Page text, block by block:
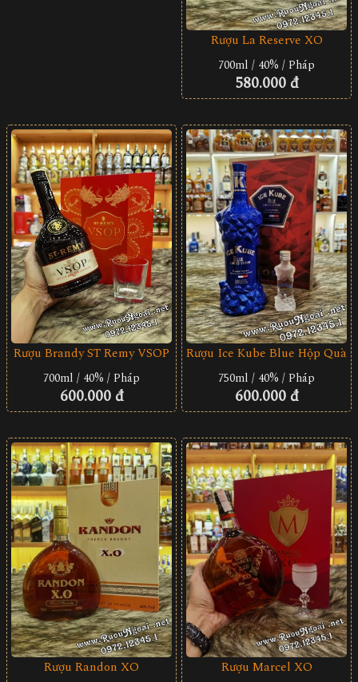
Rượu La Reserve XO
700ml / 40% / Pháp
580.000 đ
Rượu Brandy ST Remy VSOP
700ml / 40% / Pháp
600.000 đ
Rượu Ice Kube Blue Hộp Quà
750ml / 40% / Pháp
600.000 đ
Rượu Randon XO Rượu Marcel XO